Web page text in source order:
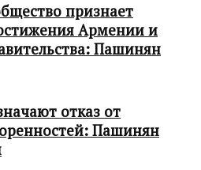
признает
Армении и
Пашинян
отказ от
Пашинян